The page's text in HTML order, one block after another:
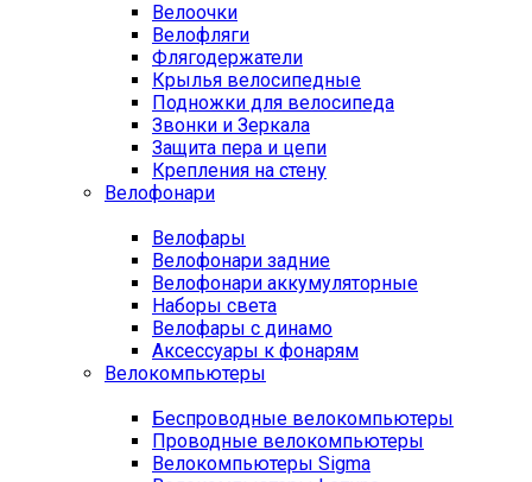
Велоочки
Велофляги
Флягодержатели
Крылья велосипедные
Подножки для велосипеда
Звонки и Зеркала
Защита пера и цепи
Крепления на стену
Велофонари
Велофары
Велофонари задние
Велофонари аккумуляторные
Наборы света
Велофары с динамо
Аксессуары к фонарям
Велокомпьютеры
Беспроводные велокомпьютеры
Проводные велокомпьютеры
Велокомпьютеры Sigma